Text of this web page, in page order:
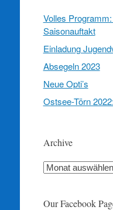
Volles
Saisonauftakt
Einladung
Absegeln 2023
Neue Opti’s
Ostsee-Törn
Archive
Archive
Our Facebook